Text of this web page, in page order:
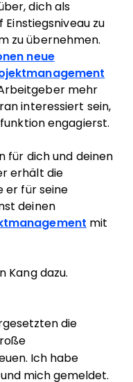
dich als
zu
zu übernehmen.
neue
mehr
interessiert sein,
engagierst.
für dich und deinen
erhält die
er für seine
deinen
mit
Kang dazu.
die
Ich habe
mich gemeldet.